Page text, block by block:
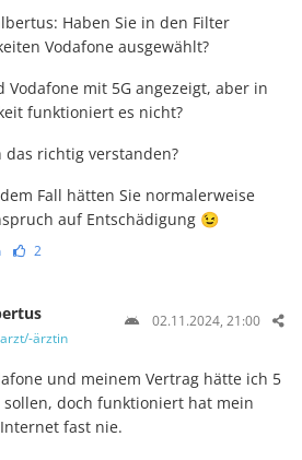
Haben Sie in den Filter
Vodafone ausgewählt?
Vodafone mit 5G angezeigt, aber in
funktioniert es nicht?
das richtig verstanden?
Fall hätten Sie normalerweise
auf Entschädigung 😉
2
ärztin
02.11.2024, 21:00
und meinem Vertrag hätte ich 5
sollen, doch funktioniert hat mein
fast nie.